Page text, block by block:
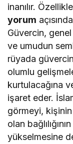
inanılır. Özellikle
yorum
Güvercin,
ve umudun
rüyada
olumlu
kurtulacağına
işaret eder.
görmeyi, kişinin
olan
yükselmesine